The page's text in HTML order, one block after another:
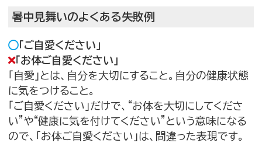
暑中見舞いのよくある失敗例
「ご自愛ください」
「お体ご自愛ください」
「自愛」とは、自分を大切にすること。自分の健康状態
に気をつけること。
「ご自愛ください」だけで、“お体を大切にしてくださ
い”や“健康に気を付けてください”という意味になる
ので、「お体ご自愛ください」は、間違った表現です。